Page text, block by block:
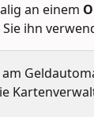
an einem
ihn